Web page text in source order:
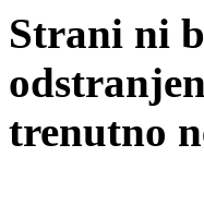
Strani ni
trenutno